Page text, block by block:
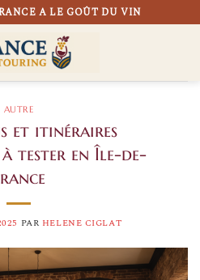
A LE GOÛT DU VIN
AUTRE
et itinéraires
tester en Île-de-
PAR HELENE CIGLAT